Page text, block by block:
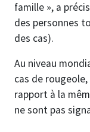
famille », a
des personnes
des cas).
Au niveau
cas de
rapport à la
ne sont pas